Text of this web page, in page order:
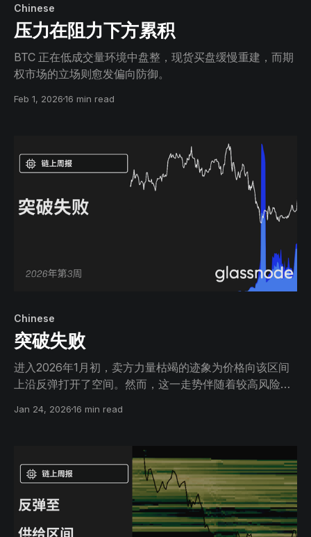
Chinese
压力在阻力下方累积
BTC 正在低成交量环境中盘整，现货买盘缓慢重建，而期
权市场的立场则愈发偏向防御。
Feb 1, 202616 min read
Chinese
突破失败
进入2026年1月初，卖方力量枯竭的迹象为价格向该区间
上沿反弹打开了空间。然而，这一走势伴随着较高风险，
盈亏平衡供给开始变得愈发活跃。
Jan 24, 202616 min read